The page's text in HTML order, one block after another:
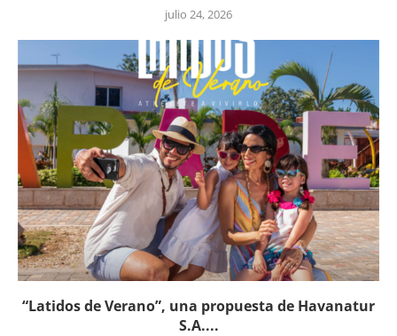
julio 24, 2026
“Latidos de Verano”, una propuesta de Havanatur
S.A....